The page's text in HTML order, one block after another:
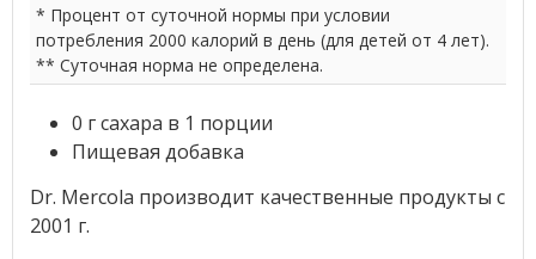
* Процент от суточной нормы при условии
потребления 2000 калорий в день (для детей от 4 лет).
** Суточная норма не определена.
0 г сахара в 1 порции
Пищевая добавка
Dr. Mercola производит качественные продукты с
2001 г.